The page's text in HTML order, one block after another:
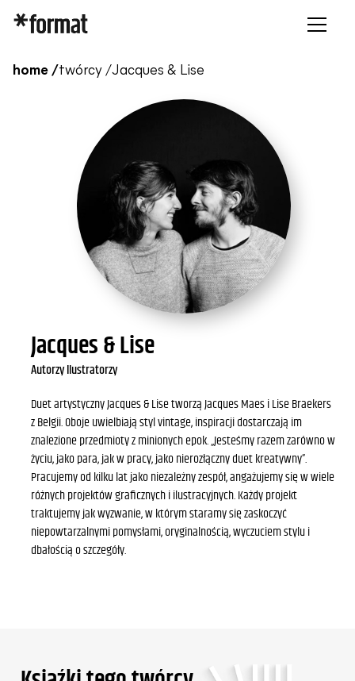
home /twórcy /Jacques & Lise
Jacques & Lise
Autorzy Ilustratorzy
Duet artystyczny Jacques & Lise tworzą Jacques Maes i Lise Braekers
z Belgii. Oboje uwielbiają styl vintage, inspiracji dostarczają im
znalezione przedmioty z minionych epok. „Jesteśmy razem zarówno w
życiu, jako para, jak w pracy, jako nierozłączny duet kreatywny”.
Pracujemy od kilku lat jako niezależny zespół, angażujemy się w wiele
różnych projektów graficznych i ilustracyjnych. Każdy projekt
traktujemy jak wyzwanie, w którym staramy się zaskoczyć
niepowtarzalnymi pomysłami, oryginalnością, wyczuciem stylu i
dbałością o szczegóły.‍